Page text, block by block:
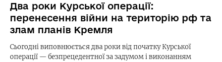
Два роки Курської операції:
перенесення війни на територію рф та
злам планів Кремля
Сьогодні виповнюється два роки від початку Курської
операції — безпрецедентної за задумом і виконанням